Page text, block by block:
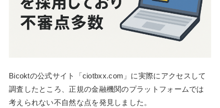
Bicoktの公式サイト「ciotbxx.com」に実際にアクセスして
調査したところ、正規の金融機関のプラットフォームでは
考えられない不自然な点を発見しました。